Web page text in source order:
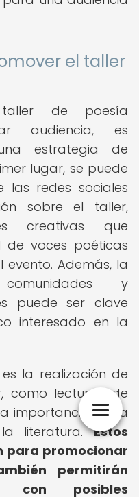
el taller
de poesía
audiencia, es
estrategia de
lugar, se puede
redes sociales
sobre el taller,
creativas que
de voces poéticas
Además, la
y
puede ser clave
interesado en la
la realización de
como lecturas de
importancia de la
la literatura.Estos
para promocionar
permitirán
con posibles